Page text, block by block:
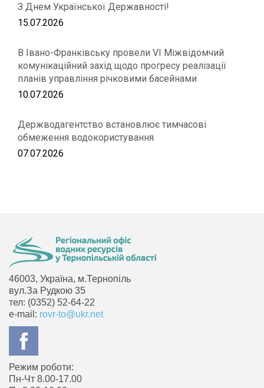
З Днем Української Державності!
15.07.2026
В Івано-Франківську провели VІ Міжвідомчий
комунікаційний захід щодо прогресу реалізації
планів управління річковими басейнами
10.07.2026
Держводагентство встановлює тимчасові
обмеження водокористування
07.07.2026
46003, Україна, м.Тернопіль
вул.За Рудкою 35
тел: (0352) 52-64-22
e-mail: rovr-to@ukr.net
Режим роботи:
Пн-Чт 8.00-17.00